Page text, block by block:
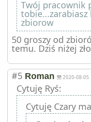
Twój pracownik
zbiorow
50 groszy od
temu. Dziś niżej
#5 Roman 2020-08-05
Cytuję Ryś:
Cytuję Czary